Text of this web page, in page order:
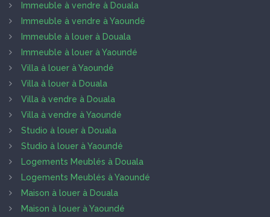
Immeuble à vendre à Douala
Immeuble à vendre à Yaoundé
Immeuble à louer à Douala
Immeuble à louer à Yaoundé
Villa à louer à Yaoundé
Villa à louer à Douala
Villa à vendre à Douala
Villa à vendre à Yaoundé
Studio à louer à Douala
Studio à louer à Yaoundé
Logements Meublés à Douala
Logements Meublés à Yaoundé
Maison à louer à Douala
Maison à louer à Yaoundé